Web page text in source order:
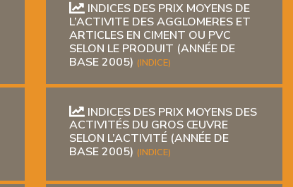
INDICES DES PRIX MOYENS DE
L’ACTIVITE DES AGGLOMERES ET
ARTICLES EN CIMENT OU PVC
SELON LE PRODUIT (ANNÉE DE
BASE 2005) (INDICE)
INDICES DES PRIX MOYENS DES
ACTIVITÉS DU GROS ŒUVRE
SELON L’ACTIVITÉ (ANNÉE DE
BASE 2005) (INDICE)